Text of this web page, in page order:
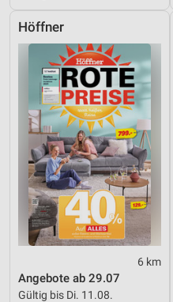
Höffner
6 km
Angebote ab 29.07
Gültig bis Di. 11.08.